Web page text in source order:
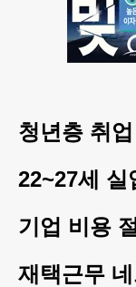
청년층 취업
22~27세 실
기업 비용
재택근무